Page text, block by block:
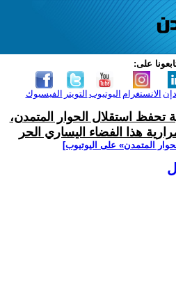
على:
الفيسبوك التويتر اليوتيوب الانستغرام
تحفظ استقلال الحوار المتمدن،
هذا الفضاء اليساري الحر
المتمدن» على اليوتيوب]